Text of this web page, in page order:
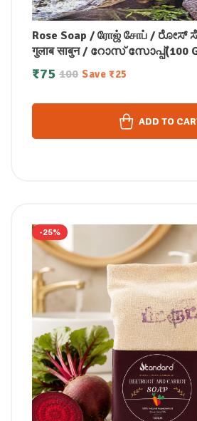
Rose Soap / ரோஜ் சோப் / ರೋಸ್
गुलाब साबुन / റോസ് സോപ്പ്(100
100
₹75 Save ₹25
ADD TO
-25%